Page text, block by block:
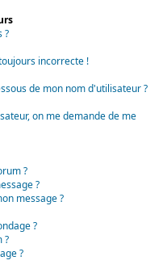
?
incorrecte !
de mon nom d'utilisateur ?
on me demande de me
?
?
message ?
?
?
?